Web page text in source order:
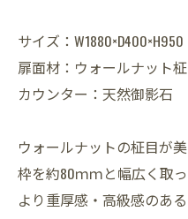
サイズ：W1880×D400×H950
扉面材：ウォールナット
カウンター：天然御影
ウォールナットの柾目が
枠を約80ｍｍと幅広く取っ
より重厚感・高級感のあ